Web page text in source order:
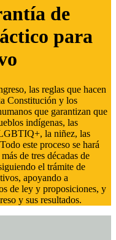
de
para
las reglas que hacen
Constitución y los
que garantizan que
indígenas, las
la niñez, las
este proceso se hará
de tres décadas de
el trámite de
apoyando a
de ley y proposiciones, y
y sus resultados.